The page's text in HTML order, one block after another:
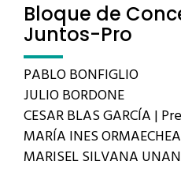
Bloque de
Juntos-Pro
PABLO BONFIGLIO
JULIO BORDONE
CESAR BLAS GARCÍA |
MARÍA INES ORMAECHEA
MARISEL SILVANA